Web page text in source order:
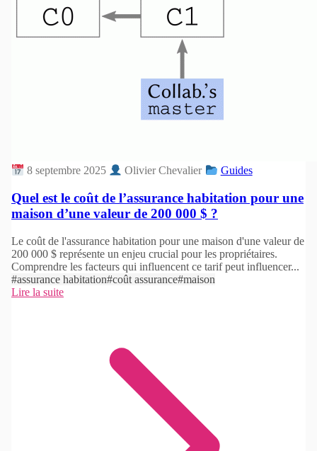
8 septembre 2025 Olivier Chevalier Guides
Quel est le coût de l’assurance habitation pour une
maison d’une valeur de 200 000 $ ?
Le coût de l'assurance habitation pour une maison d'une valeur de
200 000 $ représente un enjeu crucial pour les propriétaires.
Comprendre les facteurs qui influencent ce tarif peut influencer...
#assurance habitation#coût assurance#maison
Lire la suite